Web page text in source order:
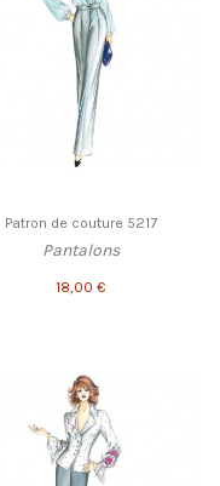
Patron de couture 5217
Pantalons
18,00 €